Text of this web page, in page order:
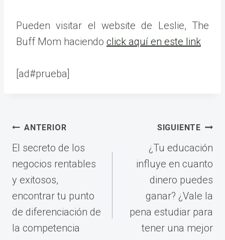
Pueden visitar el website de Leslie, The
Buff Mom haciendo click aquí en este link
[ad#prueba]
Navegación
de
entradas
ANTERIOR
El secreto de los
negocios rentables
y exitosos,
encontrar tu punto
de diferenciación de
la competencia
SIGUIENTE
¿Tu educación
influye en cuanto
dinero puedes
ganar? ¿Vale la
pena estudiar para
tener una mejor